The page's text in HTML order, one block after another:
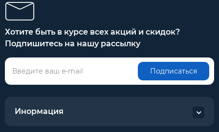
Хотите быть в курсе всех акций и скидок?
Подпишитесь на нашу рассылку
Подписаться
Инормация